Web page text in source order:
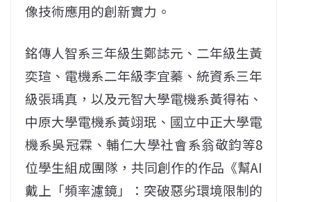
像技術應用的創新實力。
銘傳人智系三年級生鄭誌元、二年級生黃
奕瑄、電機系二年級李宜蓁、統資系三年
級張瑀真，以及元智大學電機系黃得祐、
中原大學電機系黃翊珉、國立中正大學電
機系吳冠霖、輔仁大學社會系翁敬鈞等8
位學生組成團隊，共同創作的作品《幫AI
戴上「頻率濾鏡」：突破惡劣環境限制的